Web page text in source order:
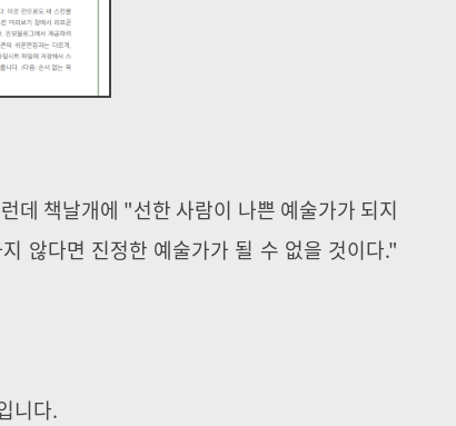
데 책날개에 "선한 사람이 나쁜 예술가가 되지
않다면 진정한 예술가가 될 수 없을 것이다."
니다.